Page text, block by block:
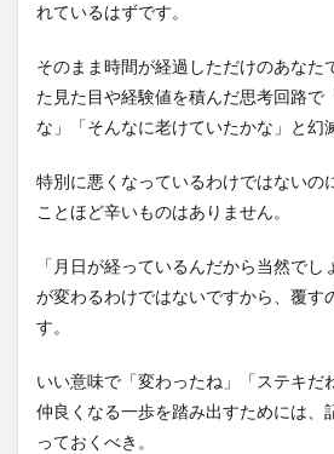
れているはずです。
そのまま時間が経過しただけのあなた
た見た目や経験値を積んだ思考回路で
な」「そんなに老けていたかな」と幻
特別に悪くなっているわけではないの
ことほど辛いものはありません。
「月日が経っているんだから当然でし
が変わるわけではないですから、覆す
す。
いい意味で「変わったね」「ステキだ
仲良くなる一歩を踏み出すためには、
っておくべき。